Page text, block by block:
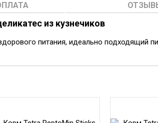
из кузнечиков
питания, идеально подходящий